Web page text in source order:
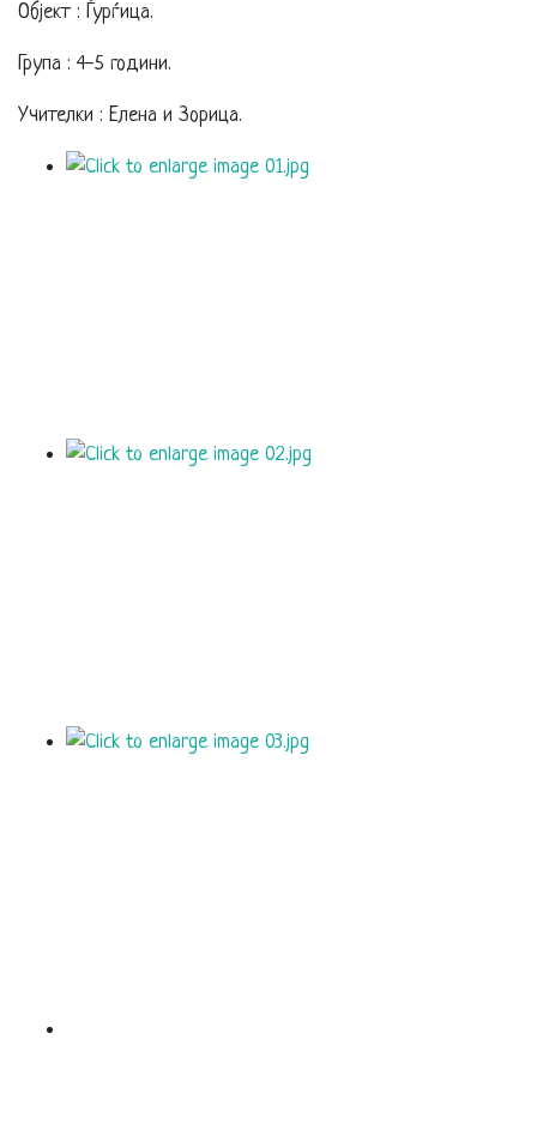
Објект : Ѓурѓица.
Група : 4-5 години.
Учителки : Елена и Зорица.